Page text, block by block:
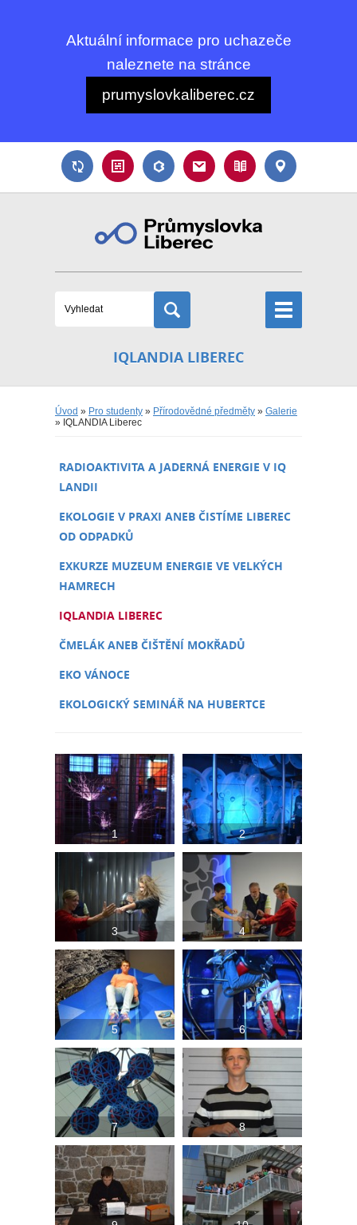
Aktuální informace pro uchazeče
naleznete na stránce
prumyslovkaliberec.cz
IQLANDIA LIBEREC
Úvod » Pro studenty » Přírodovědné předměty » Galerie
» IQLANDIA Liberec
RADIOAKTIVITA A JADERNÁ ENERGIE V IQ
LANDII
EKOLOGIE V PRAXI ANEB ČISTÍME LIBEREC
OD ODPADKŮ
EXKURZE MUZEUM ENERGIE VE VELKÝCH
HAMRECH
IQLANDIA LIBEREC
ČMELÁK ANEB ČIŠTĚNÍ MOKŘADŮ
EKO VÁNOCE
EKOLOGICKÝ SEMINÁŘ NA HUBERTCE
1 2
3 4
5 6
7 8